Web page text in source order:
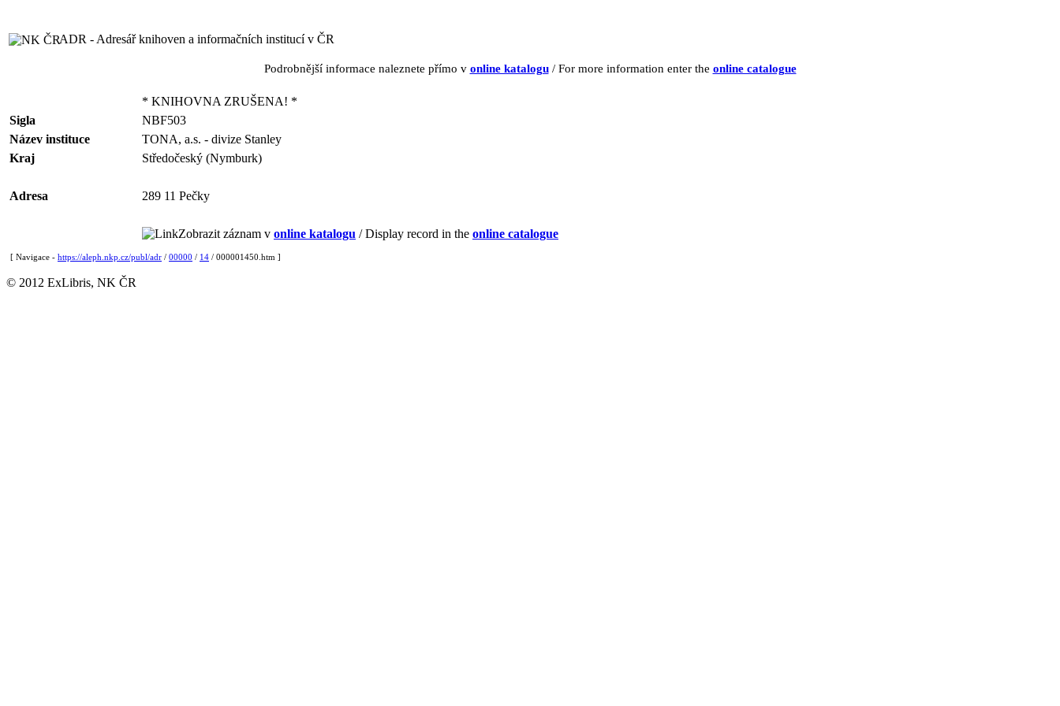
ADR - Adresář knihoven a informačních institucí v ČR
Podrobnější informace naleznete přímo v online katalogu/ For more information enter the online catalogue
* KNIHOVNA ZRUŠENA! *
Sigla
NBF503
Název instituce
TONA, a.s. - divize Stanley
Kraj
Středočeský (Nymburk)
Adresa 289 11 Pečky
Zobrazit záznam v online katalogu / Display record in the online catalogue
[ Navigace - https://aleph.nkp.cz/publ/adr / 00000 / 14 / 000001450.htm ]
© 2012 ExLibris, NK ČR